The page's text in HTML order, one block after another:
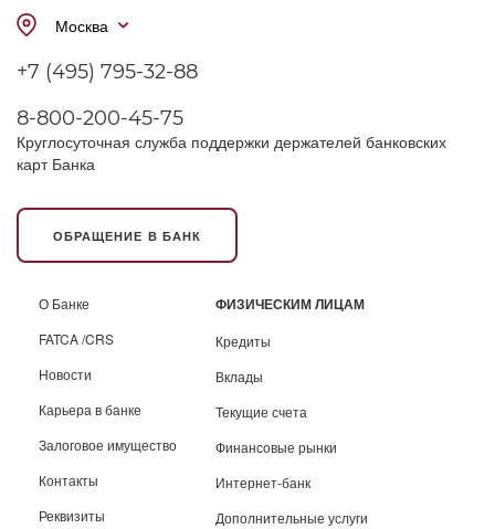
Москва
+7 (495) 795-32-88
8-800-200-45-75
Круглосуточная служба поддержки держателей банковских
карт Банка
ОБРАЩЕНИЕ В БАНК
О Банке
FATCA /CRS
Новости
Карьера в банке
Залоговое имущество
Контакты
Реквизиты
ФИЗИЧЕСКИМ ЛИЦАМ
Кредиты
Вклады
Текущие счета
Финансовые рынки
Интернет-банк
Дополнительные услуги